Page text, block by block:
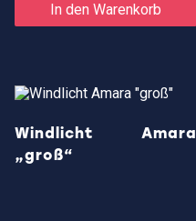
In den Warenkorb
Windlicht Amara
„groß“